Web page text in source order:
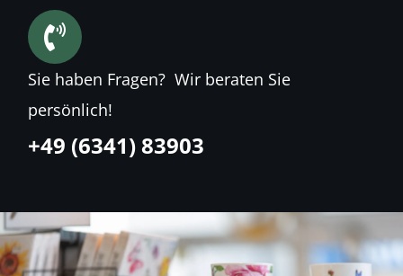
Sie haben Fragen? Wir beraten Sie
persönlich!
+49 (6341) 83903